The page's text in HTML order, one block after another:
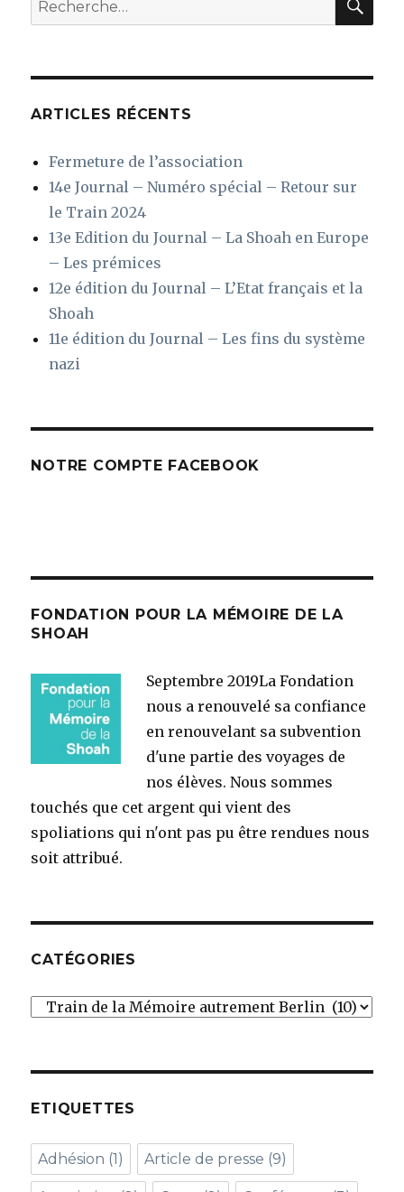
pour
ARTICLES RÉCENTS
Fermeture de l’association
14e Journal – Numéro spécial – Retour sur
le Train 2024
13e Edition du Journal – La Shoah en Europe
– Les prémices
12e édition du Journal – L’Etat français et la
Shoah
11e édition du Journal – Les fins du système
nazi
NOTRE COMPTE FACEBOOK
FONDATION POUR LA MÉMOIRE DE LA
SHOAH
Septembre 2019La Fondation
nous a renouvelé sa confiance
en renouvelant sa subvention
d'une partie des voyages de
nos élèves. Nous sommes
touchés que cet argent qui vient des
spoliations qui n'ont pas pu être rendues nous
soit attribué.
CATÉGORIES
Catégories
ETIQUETTES
Adhésion (1) Article de presse (9)